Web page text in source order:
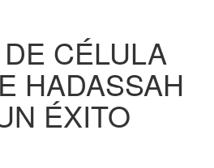
CÉLULA
HADASSAH
ÉXITO